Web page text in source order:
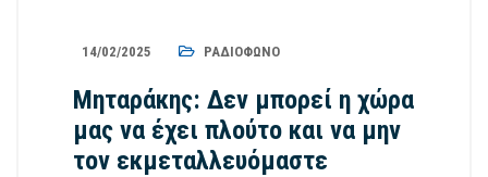
14/02/2025 ΡΑΔΙΌΦΩΝΟ
Μηταράκης: Δεν μπορεί η χώρα
μας να έχει πλούτο και να μην
τον εκμεταλλευόμαστε